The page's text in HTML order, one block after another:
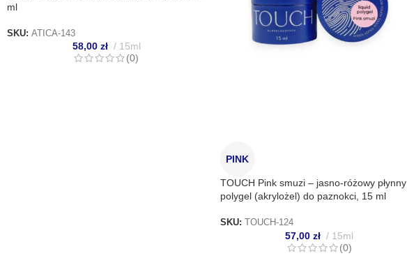
ml
SKU: ATICA-143
58,00 zł
15ml
(0)
PINK
TOUCH Pink smuzi – jasno-różowy płynny
polygel (akrylożel) do paznokci, 15 ml
SKU: TOUCH-124
57,00zł
15ml
(0)